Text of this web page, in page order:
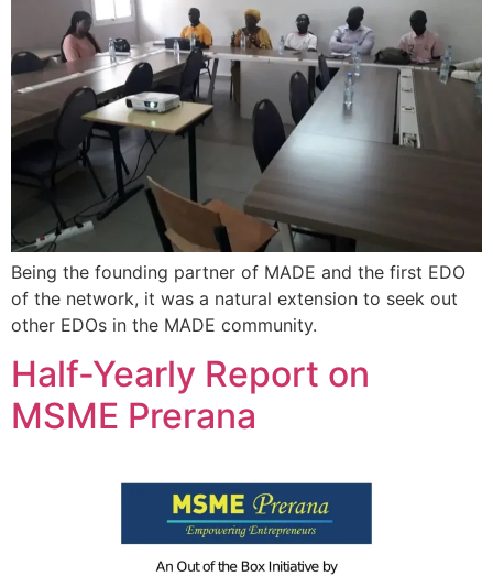
Being the founding partner of MADE and the first EDO
of the network, it was a natural extension to seek out
other EDOs in the MADE community.
Half-Yearly Report on
MSME Prerana